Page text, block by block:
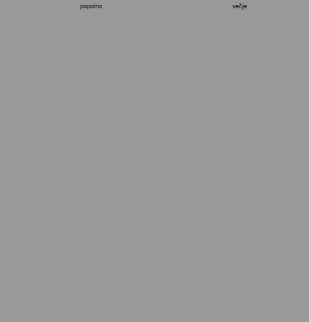
popolno večje